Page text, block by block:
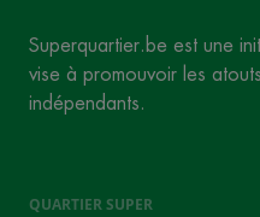
Superquartier.be est une
vise à promouvoir les
indépendants.
QUARTIER SUPER